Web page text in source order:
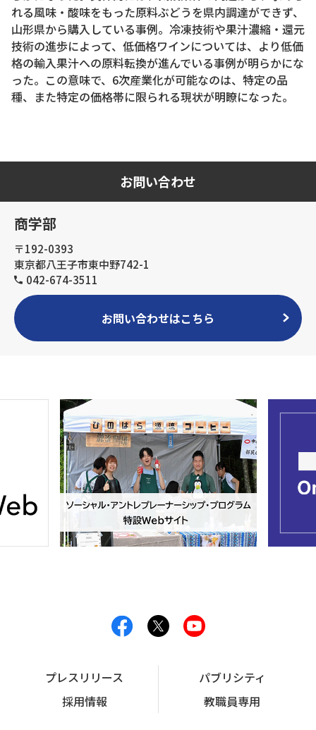
れる風味・酸味をもった原料ぶどうを県内調達ができず、
山形県から購入している事例。冷凍技術や果汁濃縮・還元
技術の進歩によって、低価格ワインについては、より低価
格の輸入果汁への原料転換が進んでいる事例が明らかにな
った。この意味で、6次産業化が可能なのは、特定の品
種、また特定の価格帯に限られる現状が明瞭になった。
お問い合わせ
商学部
〒192-0393
東京都八王子市東中野742-1
042-674-3511
お問い合わせはこちら
プレスリリース
パブリシティ
採用情報
教職員専用